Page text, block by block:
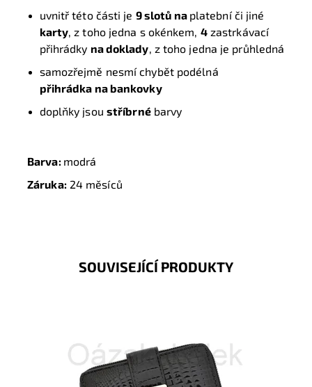
uvnitř této části je 9 slotů na platební či jiné
karty, z toho jedna s okénkem, 4zastrkávací
přihrádky na doklady, z toho jedna je průhledná
samozřejmě nesmí chybět podélná
přihrádka na bankovky
doplňky jsou stříbrnébarvy
Barva: modrá
Záruka:24 měsíců
SOUVISEJÍCÍ PRODUKTY
Kožená peněženka v černé barvě je orientována na
výšku. Tato novinka značky Jennifer Jones je velmi
praktická,...